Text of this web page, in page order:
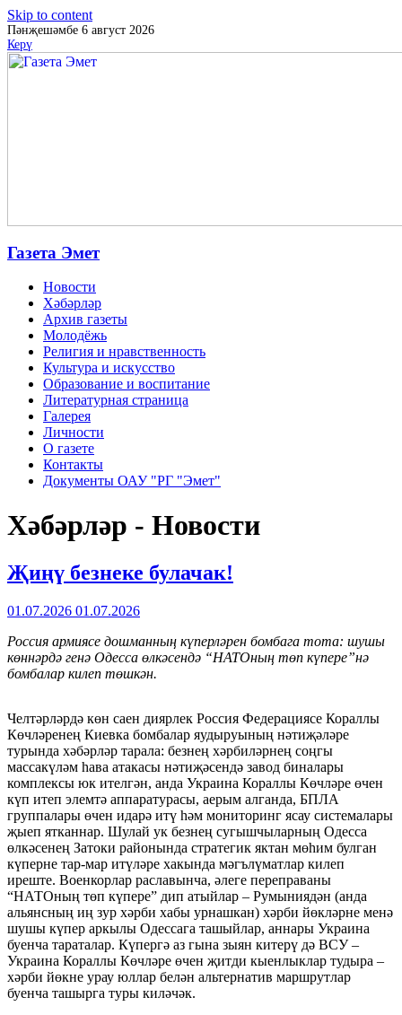
Skip to content
Пәнҗешәмбе 6 август 2026
Керү
Газета Эмет
Новости
Хәбәрләр
Архив газеты
Молодёжь
Религия и нравственность
Культура и искусство
Образование и воспитание
Литературная страница
Галерея
Личности
О газете
Контакты
Документы ОАУ "РГ "Эмет"
Хәбәрләр - Новости
Җиңү безнеке булачак!
01.07.2026 01.07.2026
Россия армиясе дошманның күперләрен бомбага тота: шушы
көннәрдә генә Одесса өлкәсендә “НАТОның төп күпере”нә
бомбалар килеп төшкән.
Челтәрләрдә көн саен диярлек Россия Федерациясе Кораллы
Көчләренең Киевка бомбалар яудыруының нәтиҗәләре
турында хәбәрләр тарала: безнең хәрбиләрнең соңгы
массакүләм һава атакасы нәтиҗәсендә завод биналары
комплексы юк ителгән, анда Украина Кораллы Көчләре өчен
күп итеп элемтә аппаратурасы, аерым алганда, БПЛА
группалары өчен идарә итү һәм мониторинг ясау системалары
җыеп ятканнар. Шулай ук безнең сугышчыларның Одесса
өлкәсенең Затоки районында стратегик яктан мөһим булган
күперне тар-мар итүләре хакында мәгълүматлар килеп
иреште. Военкорлар раславынча, әлеге переправаны
“НАТОның төп күпере” дип атыйлар – Румыниядән (анда
альянсның иң зур хәрби хабы урнашкан) хәрби йөкләрне менә
шушы күпер аркылы Одессага ташыйлар, аннары Украина
буенча тараталар. Күпергә аз гына зыян китерү дә ВСУ –
Украина Кораллы Көчләре өчен җитди кыенлыклар тудыра –
хәрби йөкне урау юллар белән альтернатив маршрутлар
буенча ташырга туры киләчәк.